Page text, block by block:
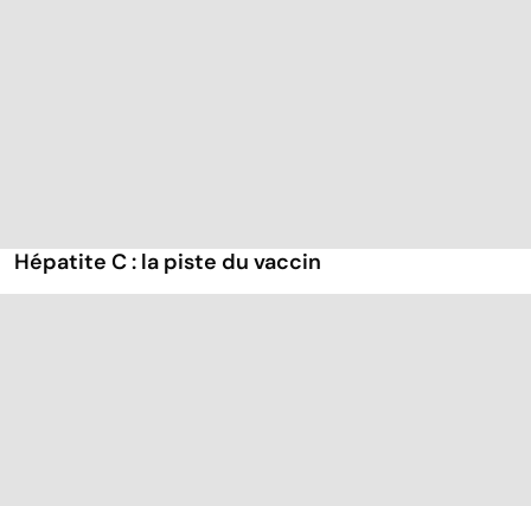
Hépatite C : la piste du vaccin